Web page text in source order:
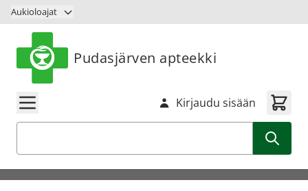
Siirry sisältöön
Aukioloajat
Pudasjärven apteekki
Kirjaudu sisään